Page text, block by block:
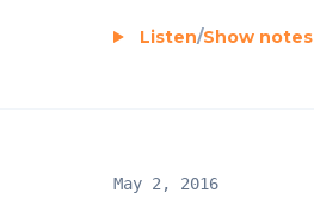
Listen/Show notes
May 2, 2016